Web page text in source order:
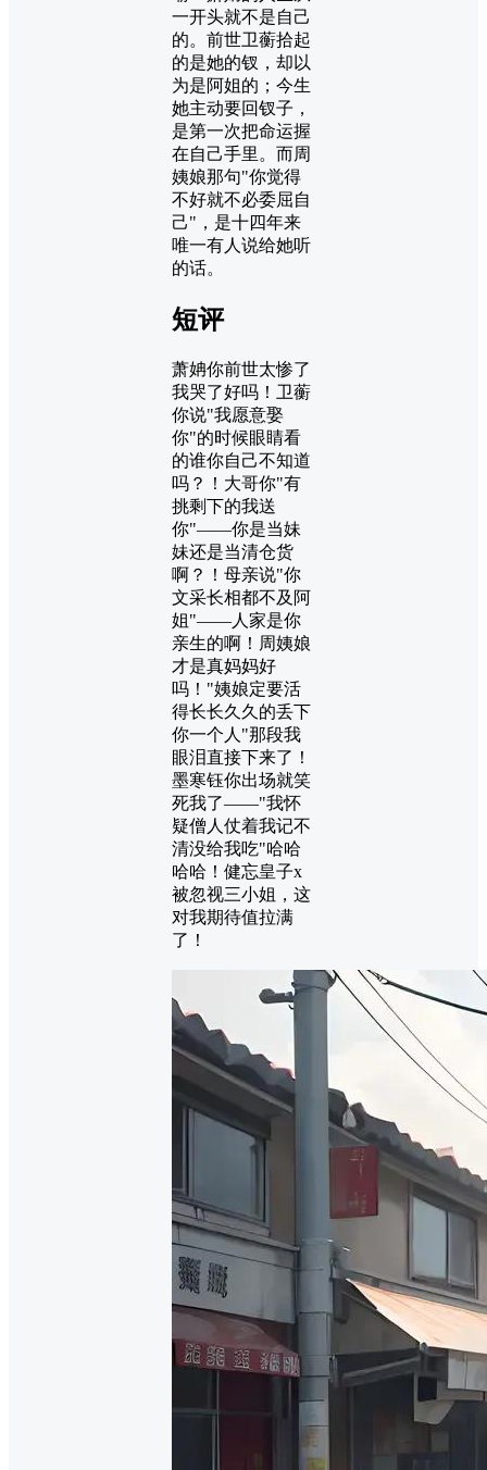
一开头就不是自己
的。前世卫蘅拾起
的是她的钗，却以
为是阿姐的；今生
她主动要回钗子，
是第一次把命运握
在自己手里。而周
姨娘那句"你觉得
不好就不必委屈自
己"，是十四年来
唯一有人说给她听
的话。
短评
萧姌你前世太惨了
我哭了好吗！卫蘅
你说"我愿意娶
你"的时候眼睛看
的谁你自己不知道
吗？！大哥你"有
挑剩下的我送
你"——你是当妹
妹还是当清仓货
啊？！母亲说"你
文采长相都不及阿
姐"——人家是你
亲生的啊！周姨娘
才是真妈妈好
吗！"姨娘定要活
得长长久久的丢下
你一个人"那段我
眼泪直接下来了！
墨寒钰你出场就笑
死我了——"我怀
疑僧人仗着我记不
清没给我吃"哈哈
哈哈！健忘皇子x
被忽视三小姐，这
对我期待值拉满
了！